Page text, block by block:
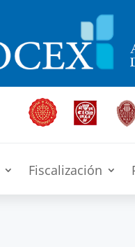
Fiscalización